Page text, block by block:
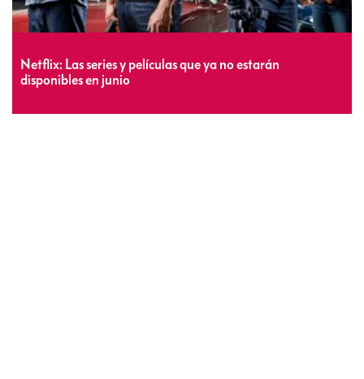
Netflix: Las series y películas que ya no estarán
disponibles en junio